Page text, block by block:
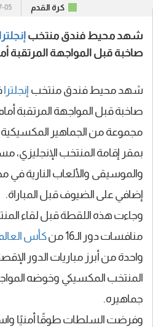
كرة القدم
شهد محيط فندق منتخب إنجلترا
صاخبة قبل المواجهة المرتقبة
شهد محيط فندق منتخب إنجلترا
صاخبة قبل المواجهة المرتقبة
مجموعة من الجماهير المكسيكية
بمقر إقامة المنتخب الإنجليزي،
والموسيقى والألعاب النارية
إضافي على الضيوف قبل المباراة.
وجاءت هذه اللقطة قبل لقاء
منافسات دور الـ16 من
كأس
واحدة من أبرز مباريات الدور
المنتخب المكسيكي وخوضه
جماهيره.
وفرضت السلطات طوقًا أمنيًا